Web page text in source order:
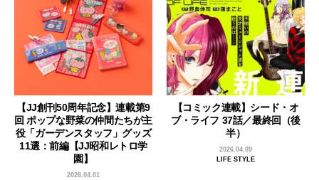
【JJ創刊50周年記念】連載第9
回 ポップな野菜の仲間たちが主
役「ガーデンスタッフ」グッズ
11選：前編【JJ昭和レトロ学
園】
2026.04.01
【コミック連載】シード・オ
ブ・ライフ 37話／最終回（後
半）
2026.04.09
LIFE STYLE